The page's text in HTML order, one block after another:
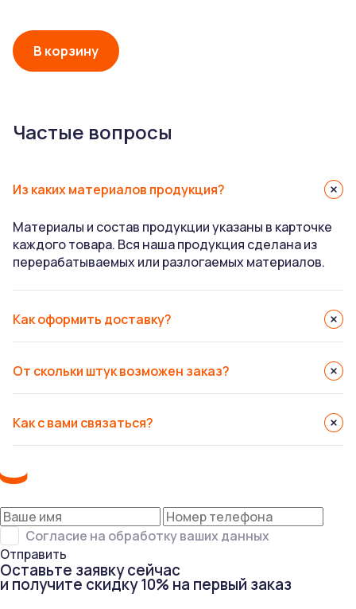
В корзину
Частые вопросы
Из каких материалов продукция?
Материалы и состав продукции указаны в карточке
каждого товара. Вся наша продукция сделана из
перерабатываемых или разлогаемых материалов.
Как оформить доставку?
От скольки штук возможен заказ?
Как с вами связаться?
Согласие на обработку ваших данных
Отправить
Оставьте заявку сейчас
и получите скидку 10% на первый заказ